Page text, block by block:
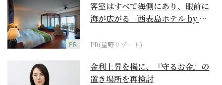
PR
客室はすべて海側にあり、眼前に
海が広がる『西表島ホテル by 星
PR(星野リゾート)
金利上昇を機に、『守るお金』の
置き場所を再検討